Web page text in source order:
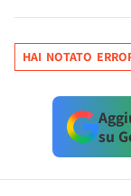
HAI NOTATO
su